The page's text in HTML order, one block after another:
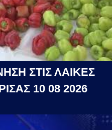
ΣΤΙΣ ΛΑΙΚΕΣ
10 08 2026